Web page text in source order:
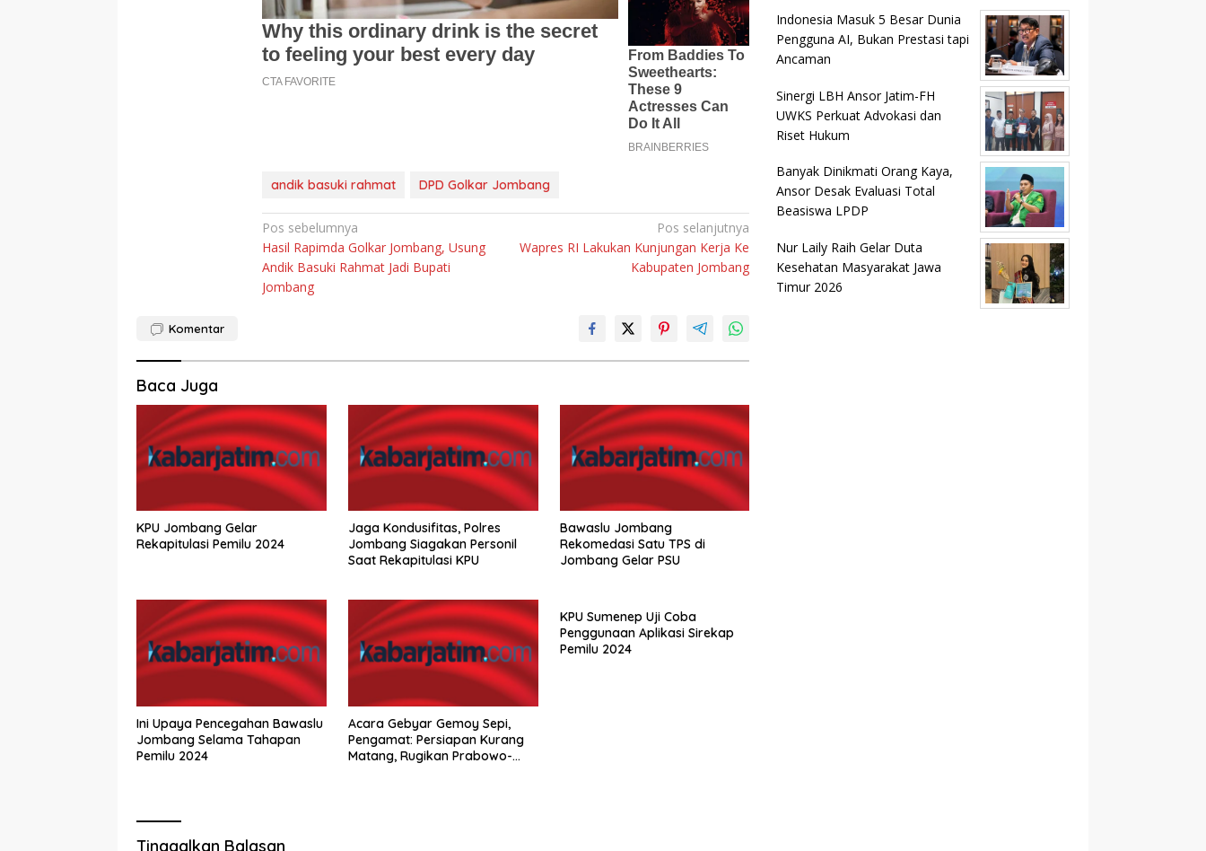
andik basuki rahmat DPD Golkar Jombang
Navigasi
pos
Pos sebelumnya
Hasil Rapimda Golkar Jombang, Usung
Andik Basuki Rahmat Jadi Bupati
Jombang
Pos selanjutnya
Wapres RI Lakukan Kunjungan Kerja Ke
Kabupaten Jombang
Komentar
Baca Juga
KPU Jombang Gelar
Rekapitulasi Pemilu 2024
Jaga Kondusifitas, Polres
Jombang Siagakan Personil
Saat Rekapitulasi KPU
Bawaslu Jombang
Rekomedasi Satu TPS di
Jombang Gelar PSU
Ini Upaya Pencegahan Bawaslu
Jombang Selama Tahapan
Pemilu 2024
Acara Gebyar Gemoy Sepi,
Pengamat: Persiapan Kurang
Matang, Rugikan Prabowo-
KPU Sumenep Uji Coba
Penggunaan Aplikasi Sirekap
Pemilu 2024
Tinggalkan Balasan
Indonesia Masuk 5 Besar Dunia
Pengguna AI, Bukan Prestasi tapi
Ancaman
Sinergi LBH Ansor Jatim-FH
UWKS Perkuat Advokasi dan
Riset Hukum
Banyak Dinikmati Orang Kaya,
Ansor Desak Evaluasi Total
Beasiswa LPDP
Nur Laily Raih Gelar Duta
Kesehatan Masyarakat Jawa
Timur 2026